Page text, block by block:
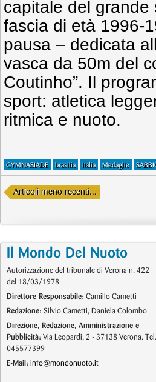
capitale del
fascia di età 1996-
pausa – dedicata
vasca da 50m del
Coutinho”. Il
sport: atletica
ritmica e nuoto.
GYMNASIADE brasilia Italia Medaglie
Articoli meno recenti...
Il Mondo Del Nuoto
Autorizzazione del tribunale di Verona n. 422
del 18/03/1978
Direttore Responsabile: Camillo Cametti
Redazione: Silvio Cametti, Daniela Colombo
Direzione, Redazione, Amministrazione e
Pubblicità: Via Leopardi, 2 - 37138 Verona. Tel.
045577399
E-Mail: info@mondonuoto.it